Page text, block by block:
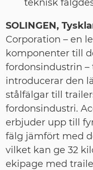
teknisk
SOLINGEN,
Corporation – en
komponenter till
fordonsindustrin
introducerar den
stålfälgar till
fordonsindustri.
erbjuder upp till
fälg jämfört med
vilket kan ge 32
ekipage med